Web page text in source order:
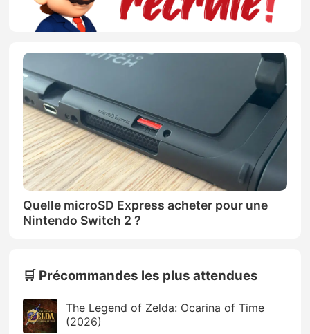
Quelle microSD Express acheter pour une
Nintendo Switch 2 ?
🛒 Précommandes les plus attendues
The Legend of Zelda: Ocarina of Time
(2026)